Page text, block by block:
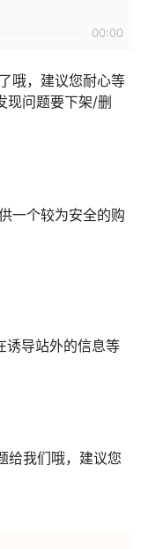
00:00
哦，建议您耐心等
现问题要下架/删
一个较为安全的购
诱导站外的信息等
给我们哦，建议您